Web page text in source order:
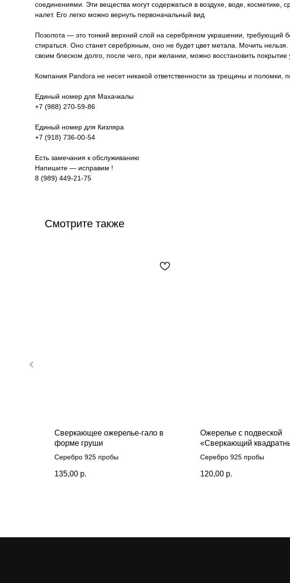
соединениями. Эти вещества могут содержаться в воздухе, воде, косметике,
налет. Его легко можно вернуть первоначальный вид
Позолота — это тонкий верхний слой на серебряном украшении, требующий
стираться. Оно станет серебряным, оно не будет цвет метала. Мочить
своим блеском долго, после чего, при желании, можно восстановить покрытие
Компания Pandora не несет никакой ответственности за трещины и поломки,
Единый номер для Махачкалы
+7 (988) 270-59-86
Единый номер для Кизляра
+7 (918) 736-00-54
Есть замечания к обслуживанию
Напишите — исправим !
8 (989) 449-21-75
Смотрите также
Сверкающее ожерелье-гало в
форме груши
Серебро 925 пробы
135,00 р.
Ожерелье с подвеской
«Сверкающий
голубой нимб»
Серебро 925 пробы
120,00 р.